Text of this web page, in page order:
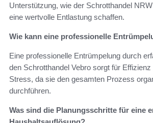
Unterstützung, wie der Schrotthandel
eine wertvolle Entlastung schaffen.
Wie kann eine professionelle
Eine professionelle Entrümpelung durch
den Schrotthandel Vebro sorgt für
Stress, da sie den gesamten Prozess
durchführen.
Was sind die Planungsschritte für eine